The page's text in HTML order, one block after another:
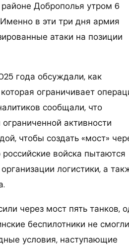
Доброполья утром 6
в эти три дня армия
атаки на позиции
года обсуждали, как
ограничивает
сообщали, что
активности
чтобы создать «мост»
войска пытаются
логистики, а
через мост пять танков,
беспилотники не смогли
условия, наступающие